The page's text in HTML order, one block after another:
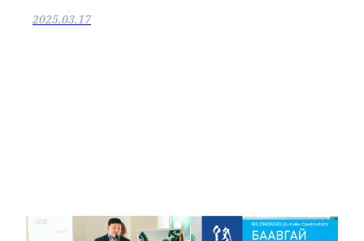
2025.03.17